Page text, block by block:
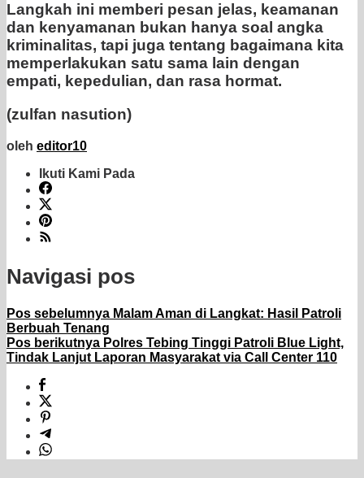
Langkah ini memberi pesan jelas, keamanan
dan kenyamanan bukan hanya soal angka
kriminalitas, tapi juga tentang bagaimana kita
memperlakukan satu sama lain dengan
empati, kepedulian, dan rasa hormat.
(zulfan nasution)
oleh editor10
Ikuti Kami Pada
Navigasi pos
Pos sebelumnya Malam Aman di Langkat: Hasil Patroli
Berbuah Tenang
Pos berikutnya Polres Tebing Tinggi Patroli Blue Light,
Tindak Lanjut Laporan Masyarakat via Call Center 110